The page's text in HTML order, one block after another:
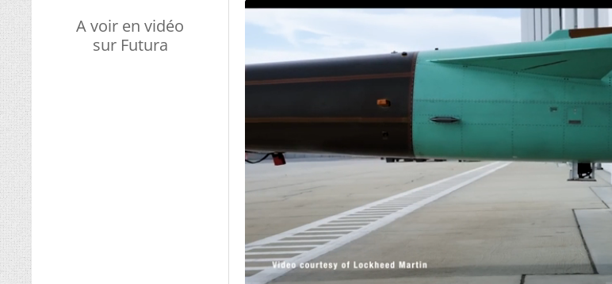
A voir en vidéo
sur Futura